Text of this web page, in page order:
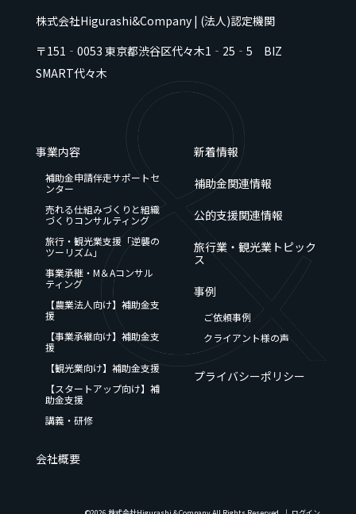
株式会社Higurashi&Company | (法人)認定機関
〒151‐0053 東京都渋谷区代々木1‐25‐5 BIZ
SMART代々木
事業内容
補助金申請伴走サポートセ
ンター
売れる仕組みづくりと組織
づくりコンサルティング
旅行・観光業支援「逆襲の
ツーリズム」
事業承継・M＆Aコンサル
ティング
【農業法人向け】補助金支
援
【事業承継向け】補助金支
援
【観光業向け】補助金支援
【スタートアップ向け】補
助金支援
講義・研修
会社概要
新着情報
補助金関連情報
公的支援関連情報
旅行業・観光業トピック
ス
事例
ご依頼事例
クライアント様の声
プライバシーポリシー